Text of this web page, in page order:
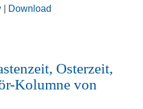
Download
Osterzeit,
Kolumne von